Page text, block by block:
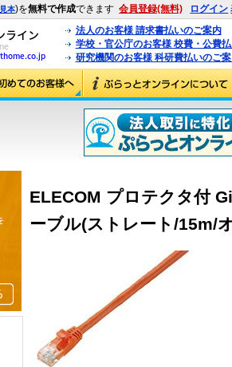
見本)を無料で作成できます 会員登録(無料) ログイン
法人のお客様 請求書払いのご案内
学校・官公庁のお客様 校費・公費
研究機関のお客様 科研費払いのご
ELECOM プロテクタ付
ーブル(ストレート/15m/